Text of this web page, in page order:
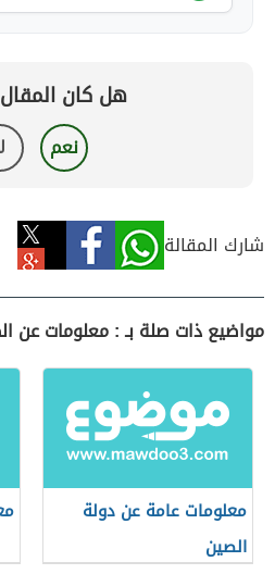
هل كان
نعم
شارك المقالة
مواضيع ذات صلة بـ : معلومات عن
معلومات عامة عن دولة
الصين